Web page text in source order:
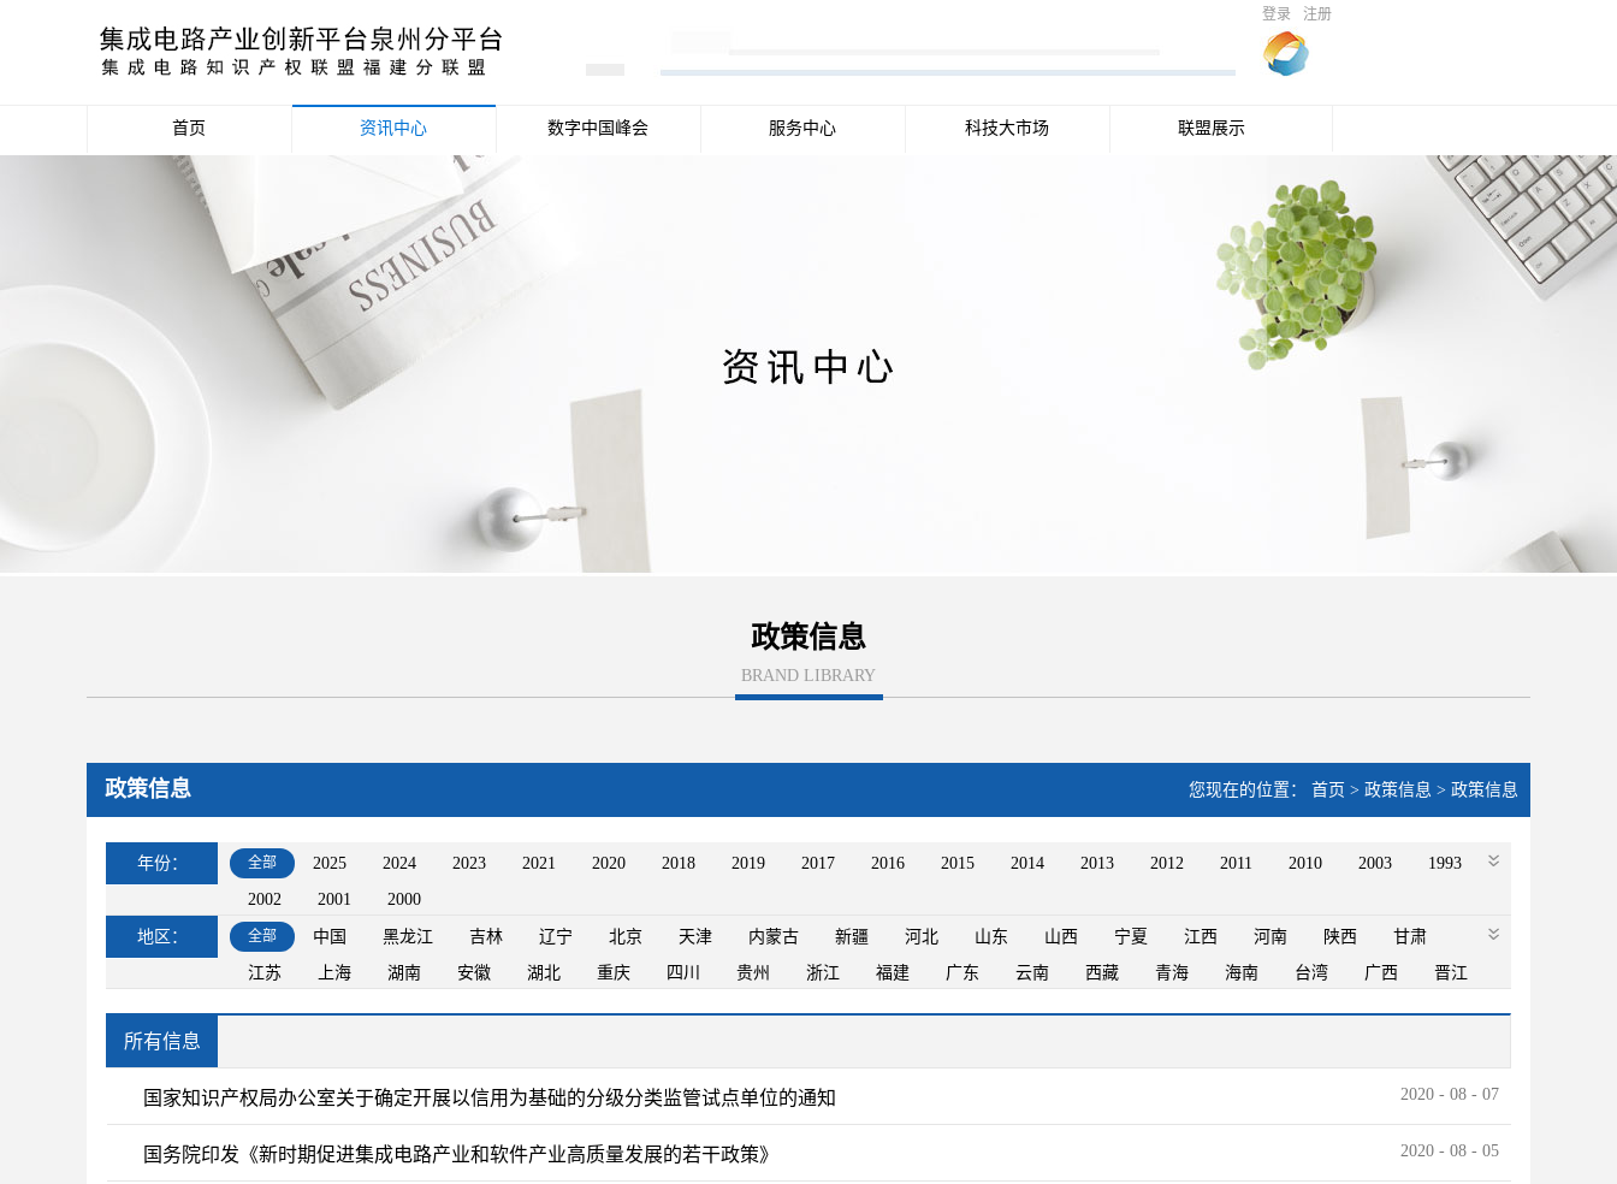
登录 注册
首页 资讯中心
政策信息
活动公告
数据统计分析
数字中国峰会 服务中心 科技大市场 联盟展示
政策信息
BRAND LIBRARY
政策信息 您现在的位置： 首页 > 政策信息 > 政策信息
年份： 全部 2025 2024 2023 2021 2020 2018 2019 2017 2016 2015 2014 2013 2012 2011 2010 2003
1993
2002
2001 2000
地区： 全部 中国 黑龙江 吉林 辽宁 北京 天津 内蒙古 新疆 河北 山东 山西 宁夏 江西 河南 陕西
甘肃
江苏
上海 湖南 安徽 湖北 重庆 四川 贵州 浙江 福建 广东 云南 西藏 青海 海南 台湾 广西 晋江
所有信息
国家知识产权局办公室关于确定开展以信用为基础的分级分类监管试点单位的通知 2020 - 08 - 07
国务院印发《新时期促进集成电路产业和软件产业高质量发展的若干政策》 2020 - 08 - 05